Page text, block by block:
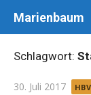
Marienbaum
Schlagwort:
Posted
30. Juli 2017 HBV